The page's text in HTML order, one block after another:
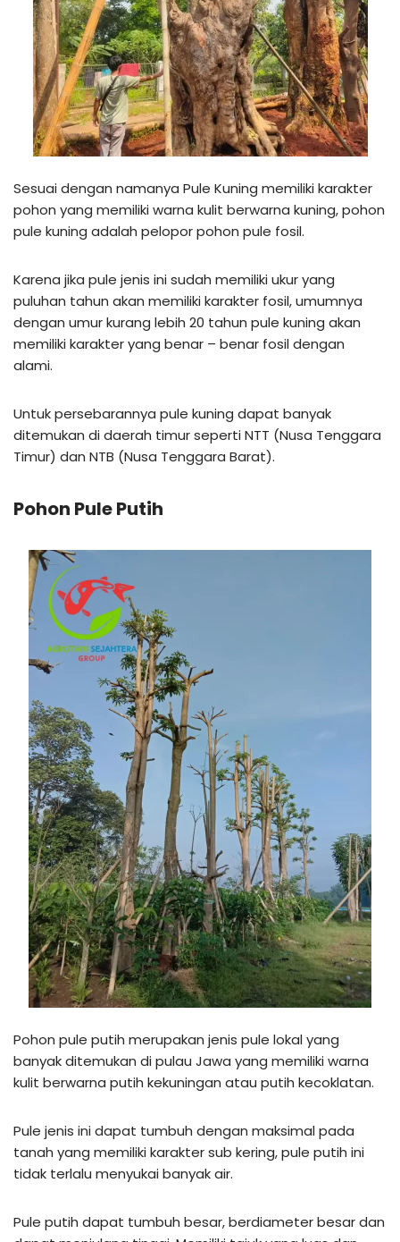
Sesuai dengan namanya Pule Kuning memiliki karakter
pohon yang memiliki warna kulit berwarna kuning, pohon
pule kuning adalah pelopor pohon pule fosil.
Karena jika pule jenis ini sudah memiliki ukur yang
puluhan tahun akan memiliki karakter fosil, umumnya
dengan umur kurang lebih 20 tahun pule kuning akan
memiliki karakter yang benar – benar fosil dengan
alami.
Untuk persebarannya pule kuning dapat banyak
ditemukan di daerah timur seperti NTT (Nusa Tenggara
Timur) dan NTB (Nusa Tenggara Barat).
Pohon Pule Putih
Pohon pule putih merupakan jenis pule lokal yang
banyak ditemukan di pulau Jawa yang memiliki warna
kulit berwarna putih kekuningan atau putih kecoklatan.
Pule jenis ini dapat tumbuh dengan maksimal pada
tanah yang memiliki karakter sub kering, pule putih ini
tidak terlalu menyukai banyak air.
Pule putih dapat tumbuh besar, berdiameter besar dan